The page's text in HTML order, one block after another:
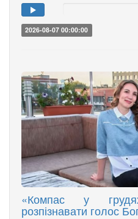
2026-08-07 00:00:00
«Компас у
розпізнавати голос